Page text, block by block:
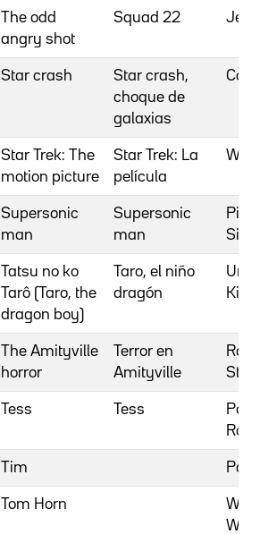
The odd
angry shot
Squad 22
Star crash
Star crash,
choque de
galaxias
Star Trek: The
motion picture
Star Trek: La
película
Supersonic
man
Supersonic
man
Tatsu no ko
Tarô (Taro, the
dragon boy)
Taro, el niño
dragón
Kiriô
The Amityville
horror
Terror en
Amityville
Tess Tess
Tim
Tom Horn